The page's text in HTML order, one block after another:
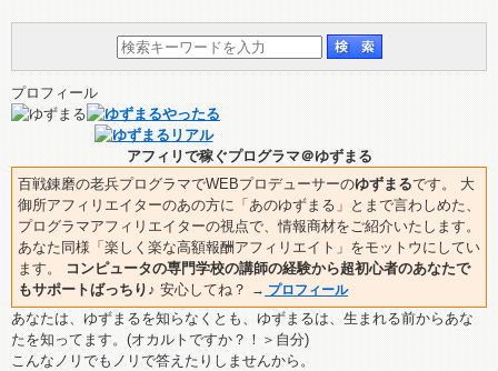
プロフィール
アフィリで稼ぐプログラマ＠ゆずまる
百戦錬磨の老兵プログラマでWEBプロデューサーのゆずまるです。 大
御所アフィリエイターのあの方に「あのゆずまる」とまで言わしめた、
プログラマアフィリエイターの視点で、情報商材をご紹介いたします。
あなた同様「楽しく楽な高額報酬アフィリエイト」をモットウにしてい
ます。
コンピュータの専門学校の講師の経験から超初心者のあなたで
もサポートばっちり♪ 安心してね？ → プロフィール
あなたは、ゆずまるを知らなくとも、ゆずまるは、生まれる前からあな
たを知ってます。(オカルトですか？！＞自分)
こんなノリでもノリで答えたりしませんから。